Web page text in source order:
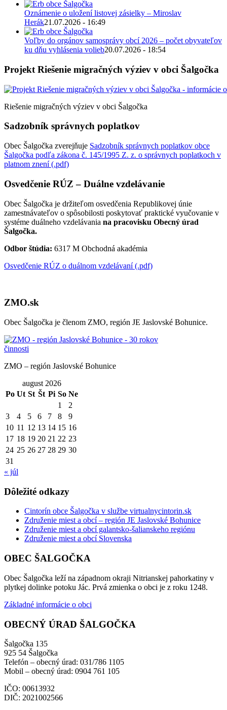
Oznámenie o uložení listovej zásielky – Miroslav
Herák21.07.2026 - 16:49
Voľby do orgánov samosprávy obcí 2026 – počet obyvateľov
ku dňu vyhlásenia volieb20.07.2026 - 18:54
Projekt Riešenie migračných výziev v obci Šalgočka
Riešenie migračných výziev v obci Šalgočka
Sadzobník správnych poplatkov
Obec Šalgočka zverejňuje Sadzobník správnych poplatkov obce
Šalgočka podľa zákona č. 145/1995 Z. z. o správnych poplatkoch v
platnom znení (.pdf)
Osvedčenie RÚZ – Duálne vzdelávanie
Obec Šalgočka je držiteľom osvedčenia Republikovej únie
zamestnávateľov o spôsobilosti poskytovať praktické vyučovanie v
systéme duálneho vzdelávania na pracovisku Obecný úrad
Šalgočka.
Odbor štúdia: 6317 M Obchodná akadémia
Osvedčenie RÚZ o duálnom vzdelávaní (.pdf)
ZMO.sk
Obec Šalgočka je členom ZMO, región JE Jaslovské Bohunice.
ZMO – región Jaslovské Bohunice
august 2026
Po Ut St Št Pi So Ne
1
2
3
4 5 6 7 8
9
10 11 12 13 14 15 16
17 18 19 20 21 22 23
24 25 26 27 28 29 30
31
« júl
Dôležité odkazy
Cintorín obce Šalgočka v službe virtualnycintorin.sk
Združenie miest a obcí – región JE Jaslovské Bohunice
Združenie miest a obcí galantsko-šalianskeho regiónu
Združenie miest a obcí Slovenska
OBEC ŠALGOČKA
Obec Šalgočka leží na západnom okraji Nitrianskej pahorkatiny v
plytkej dolinke potoku Jác. Prvá zmienka o obci je z roku 1248.
Základné informácie o obci
OBECNÝ ÚRAD ŠALGOČKA
Šalgočka 135
925 54 Šalgočka
Telefón – obecný úrad: 031/786 1105
Mobil – obecný úrad: 0904 761 105
IČO: 00613932
DIČ: 2021002566